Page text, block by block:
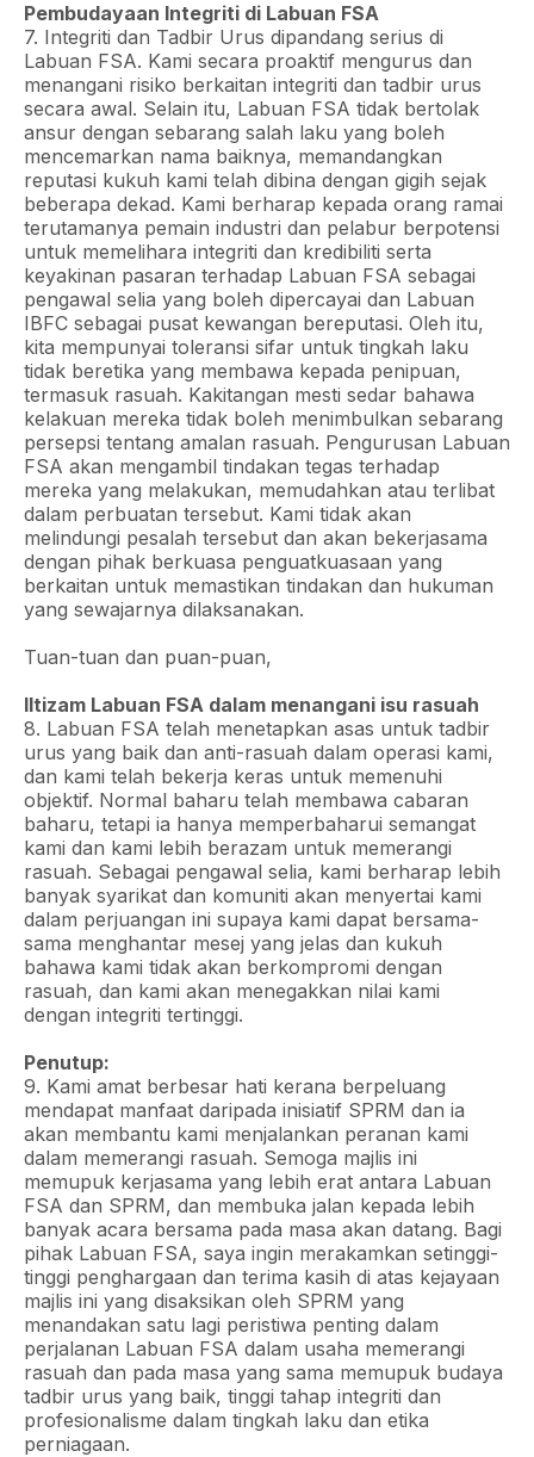
Pembudayaan Integriti di Labuan FSA
7. Integriti dan Tadbir Urus dipandang serius di
Labuan FSA. Kami secara proaktif mengurus dan
menangani risiko berkaitan integriti dan tadbir urus
secara awal. Selain itu, Labuan FSA tidak bertolak
ansur dengan sebarang salah laku yang boleh
mencemarkan nama baiknya, memandangkan
reputasi kukuh kami telah dibina dengan gigih sejak
beberapa dekad. Kami berharap kepada orang ramai
terutamanya pemain industri dan pelabur berpotensi
untuk memelihara integriti dan kredibiliti serta
keyakinan pasaran terhadap Labuan FSA sebagai
pengawal selia yang boleh dipercayai dan Labuan
IBFC sebagai pusat kewangan bereputasi. Oleh itu,
kita mempunyai toleransi sifar untuk tingkah laku
tidak beretika yang membawa kepada penipuan,
termasuk rasuah. Kakitangan mesti sedar bahawa
kelakuan mereka tidak boleh menimbulkan sebarang
persepsi tentang amalan rasuah. Pengurusan Labuan
FSA akan mengambil tindakan tegas terhadap
mereka yang melakukan, memudahkan atau terlibat
dalam perbuatan tersebut. Kami tidak akan
melindungi pesalah tersebut dan akan bekerjasama
dengan pihak berkuasa penguatkuasaan yang
berkaitan untuk memastikan tindakan dan hukuman
yang sewajarnya dilaksanakan.
Tuan-tuan dan puan-puan,
Iltizam Labuan FSA dalam menangani isu rasuah
8. Labuan FSA telah menetapkan asas untuk tadbir
urus yang baik dan anti-rasuah dalam operasi kami,
dan kami telah bekerja keras untuk memenuhi
objektif. Normal baharu telah membawa cabaran
baharu, tetapi ia hanya memperbaharui semangat
kami dan kami lebih berazam untuk memerangi
rasuah. Sebagai pengawal selia, kami berharap lebih
banyak syarikat dan komuniti akan menyertai kami
dalam perjuangan ini supaya kami dapat bersama-
sama menghantar mesej yang jelas dan kukuh
bahawa kami tidak akan berkompromi dengan
rasuah, dan kami akan menegakkan nilai kami
dengan integriti tertinggi.
Penutup:
9. Kami amat berbesar hati kerana berpeluang
mendapat manfaat daripada inisiatif SPRM dan ia
akan membantu kami menjalankan peranan kami
dalam memerangi rasuah. Semoga majlis ini
memupuk kerjasama yang lebih erat antara Labuan
FSA dan SPRM, dan membuka jalan kepada lebih
banyak acara bersama pada masa akan datang. Bagi
pihak Labuan FSA, saya ingin merakamkan setinggi-
tinggi penghargaan dan terima kasih di atas kejayaan
majlis ini yang disaksikan oleh SPRM yang
menandakan satu lagi peristiwa penting dalam
perjalanan Labuan FSA dalam usaha memerangi
rasuah dan pada masa yang sama memupuk budaya
tadbir urus yang baik, tinggi tahap integriti dan
profesionalisme dalam tingkah laku dan etika
perniagaan.